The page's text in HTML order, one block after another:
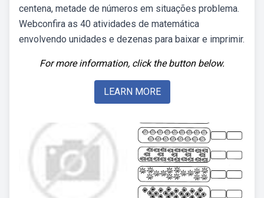
centena, metade de números em situações problema.
Webconfira as 40 atividades de matemática
envolvendo unidades e dezenas para baixar e imprimir.
For more information, click the button below.
LEARN MORE